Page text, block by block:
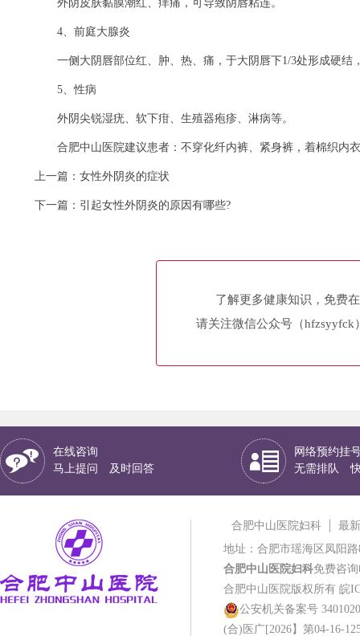
外阴皮肤黏膜潮红、痒痛，可导致阴唇粘连。
4、前庭大腺炎
一侧大阴唇部位红、肿、热、痛，于大阴唇下1/3处形成硬结
5、性病
外阴尖锐湿疣、软下疳、生殖器疱疹、淋病等。
合肥中山医院建议患者：不穿化纤内裤、紧身裤，着棉织内
上一篇： 女性外阴炎的症状
下一篇： 引起女性外阴炎的原因有哪些?
了解更多健康知识，免费
请关注微信公众号（hfzsyyfck
在线咨询
马上提问 及时回答
网络预约挂
无需排队
合肥中山医院妇科
最
地址：合肥市瑶海区凤阳路
合肥中山医院妇科免费咨询
合肥中山医院版权所有 皖
公安机关备案号
(合)医广[2026】第04-16-